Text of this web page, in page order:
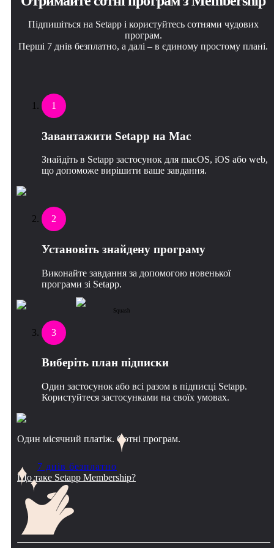
Підпишіться на Setapp і користуйтесь сотнями чудових
програм.
Перші 7 днів безплатно, а далі – в єдиному простому плані.
1
Завантажити Setapp на Mac
Знайдіть в Setapp застосунок для macOS, iOS або web,
що допоможе вирішити ваше завдання.
2
Установіть знайдену програму
Виконайте завдання за допомогою новенької
програми зі Setapp.
Squash
3
Виберіть план підписки
Один застосунок або всі разом в підписці Setapp.
Користуйтеся застосунками на своїх умовах.
Один місячний платіж. Сотні програм.
7 днів безплатно
Що таке Setapp Membership?